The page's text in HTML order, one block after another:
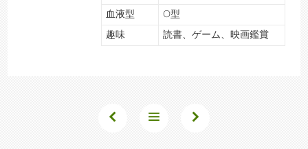
血液型 O型
趣味 読書、ゲーム、映画鑑賞